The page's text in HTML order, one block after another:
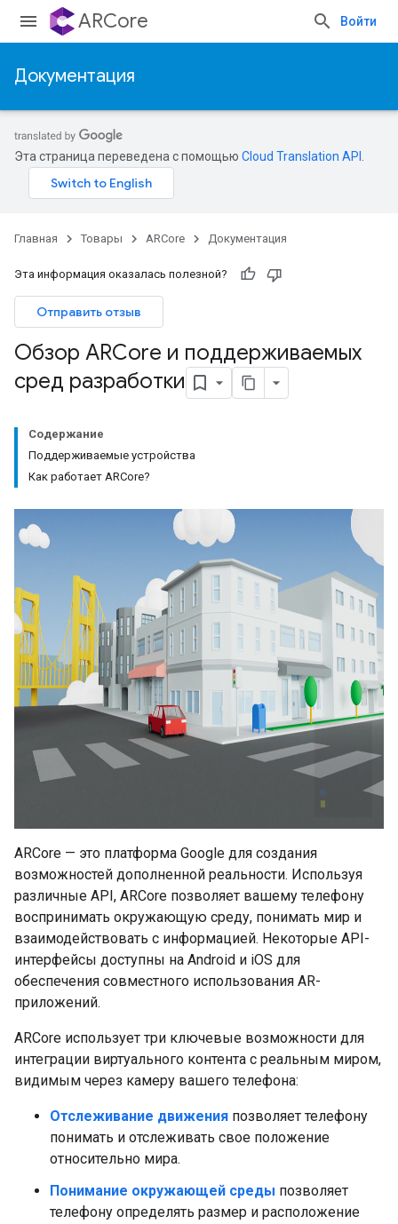
ARCore Войти
Документация
Эта страница переведена с помощью Cloud Translation API
Главная Товары ARCore Документация
Эта информация оказалась полезной?
Отправить отзыв
Обзор ARCore и поддерживаемых
сред разработки
Содержание
Поддерживаемые устройства
Как работает ARCore?
ARCore — это платформа Google для создания
возможностей дополненной реальности. Используя
различные API, ARCore позволяет вашему телефону
воспринимать окружающую среду, понимать мир и
взаимодействовать с информацией. Некоторые API-
интерфейсы доступны на Android и iOS для
обеспечения совместного использования AR-
приложений.
ARCore использует три ключевые возможности для
интеграции виртуального контента с реальным миром,
видимым через камеру вашего телефона:
Отслеживание движения позволяет телефону
понимать и отслеживать свое положение
относительно мира.
Понимание окружающей среды позволяет
телефону определять размер и расположение